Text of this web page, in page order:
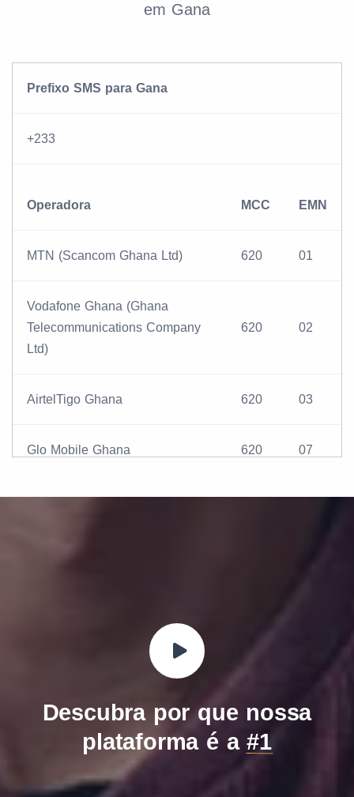
em Gana
Prefixo SMS para Gana
+233
Operadora MCC EMN
MTN (Scancom Ghana Ltd) 620 01
Vodafone Ghana (Ghana
Telecommunications Company
Ltd)
620 02
AirtelTigo Ghana 620 03
Glo Mobile Ghana 620 07
Descubra por que nossa
plataforma é a#1